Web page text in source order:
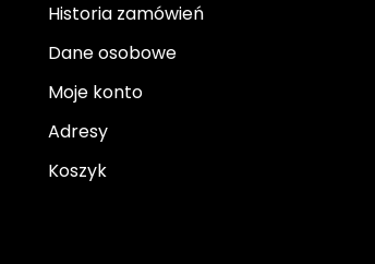
Historia zamówień
Dane osobowe
Moje konto
Adresy
Koszyk